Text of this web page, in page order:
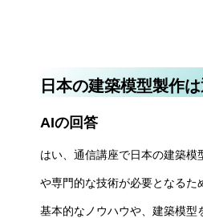
日本の建築模型製作
AIの回答
はい、通信講座で日本の建築
や専門的な技術が必要となる
基本的なノウハウや、建築模